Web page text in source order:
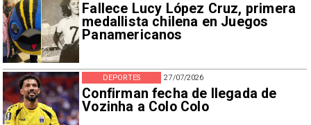
Fallece Lucy López Cruz, primera
medallista chilena en Juegos
Panamericanos
27/07/2026
Confirman fecha de llegada de
Vozinha a Colo Colo
DEPORTES